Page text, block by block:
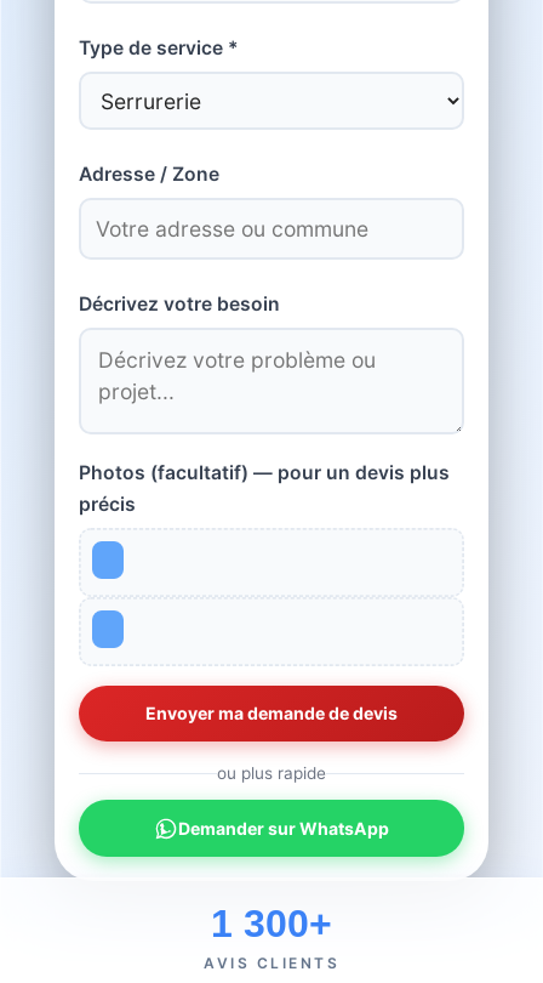
Type de service *
Adresse / Zone
Décrivez votre besoin
Photos (facultatif) — pour un devis plus
précis
ou plus rapide
Demander sur WhatsApp
1 300+
AVIS CLIENTS